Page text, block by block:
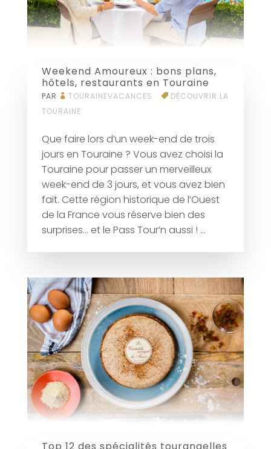
Weekend Amoureux : bons plans,
hôtels, restaurants en Touraine
PAR TOURAINEVACANCES
DÉCOUVRIR LA
TOURAINE
Que faire lors d’un week-end de trois
jours en Touraine ? Vous avez choisi la
Touraine pour passer un merveilleux
week-end de 3 jours, et vous avez bien
fait. Cette région historique de l’Ouest
de la France vous réserve bien des
surprises... et le Pass Tour’n aussi ! ...